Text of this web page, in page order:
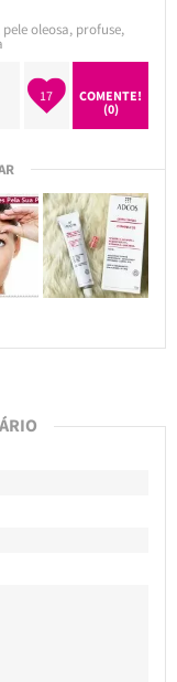
pele oleosa, profuse,
17
COMENTE!
(0)